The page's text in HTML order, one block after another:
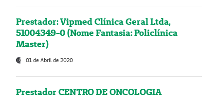
Prestador: Vipmed Clínica Geral Ltda,
51004349-0 (Nome Fantasia: Policlínica
Master)
01 de Abril de 2020
Prestador CENTRO DE ONCOLOGIA